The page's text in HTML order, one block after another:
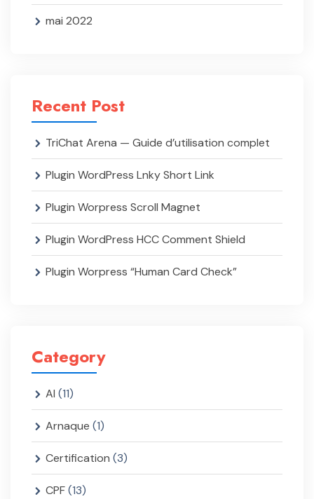
mai 2022
Recent Post
TriChat Arena — Guide d’utilisation complet
Plugin WordPress Lnky Short Link
Plugin Worpress Scroll Magnet
Plugin WordPress HCC Comment Shield
Plugin Worpress “Human Card Check”
Category
AI (11)
Arnaque (1)
Certification (3)
CPF(13)